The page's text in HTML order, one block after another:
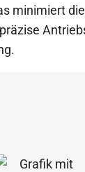
minimiert